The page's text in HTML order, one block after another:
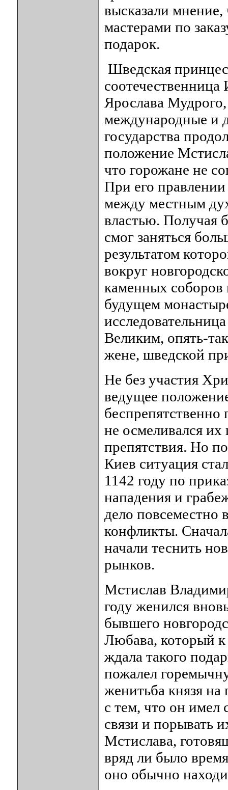
высказали мнение,
мастерами по
подарок.
Шведская
Ярослава
международные и
государства
положение
что горожане не
При его
между местным
властью. Получая
смог заняться
результатом
вокруг
каменных соборов
будущем
Великим, опять-
жене, шведской
Не без участия
ведущее
не осмеливался их
препятствия. Но
Киев ситуация
1142 году по
нападения и
дело повсеместно
конфликты.
начали теснить
рынков.
Мстислав
году женился
бывшего
Любава, который
ждала такого
пожалел
женитьба князя
с тем, что он имел
связи и порывать
Мстислава,
вряд ли было
оно обычно